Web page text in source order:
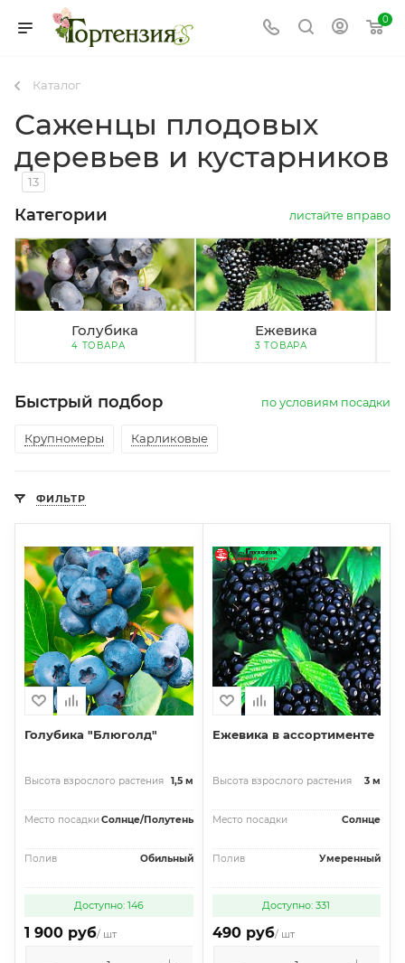
0
Каталог
Саженцы плодовых
деревьев и кустарников
13
Категории листайте вправо
Голубика
4 ТОВАРА
Ежевика
3 ТОВАРА
Быстрый подбор по условиям посадки
Крупномеры Карликовые
ФИЛЬТР
Голубика "Блюголд"
Высота взрослого растения 1,5 м
Место посадки Солнце/Полутень
Полив Обильный
Доступно: 146
1 900 руб/ шт
Ежевика в ассортименте
Высота взрослого растения 3 м
Место посадки Солнце
Полив Умеренный
Доступно: 331
490 руб/ шт